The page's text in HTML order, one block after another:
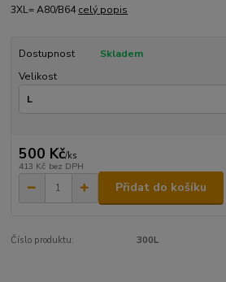
3XL= A80/B64celý popis
Dostupnost
Skladem
Velikost
500 Kč/ks
413 Kč bez DPH
Přidat do košíku
Číslo produktu: 300L